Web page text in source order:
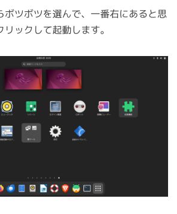
ボツボツを選んで、一番右にあると思
ックして起動します。